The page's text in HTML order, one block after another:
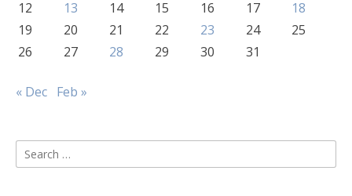
12 13 14 15 16 17
18
19
20 21 22 23 24
25
26
27 28 29 30 31
« Dec Feb »
Search
for: